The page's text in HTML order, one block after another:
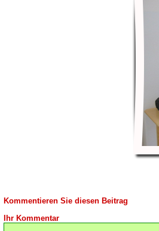
Kommentieren Sie diesen Beitrag
Ihr Kommentar